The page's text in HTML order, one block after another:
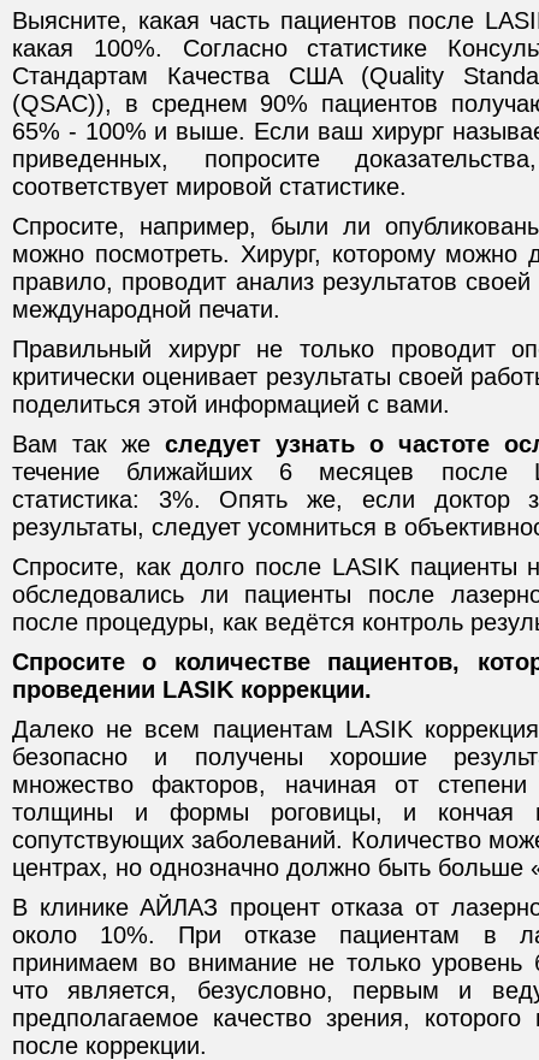
Выясните, какая часть пациентов после
какая 100%. Согласно статистике
Стандартам Качества США (Quality
(QSAC)), в среднем 90% пациентов
65% - 100% и выше. Если ваш хирург
приведенных, попросите
соответствует мировой статистике.
Спросите, например, были ли
можно посмотреть. Хирург, которому можно
правило, проводит анализ результатов
международной печати.
Правильный хирург не только проводит
критически оценивает результаты своей
поделиться этой информацией с вами.
Вам так же следует узнать о частоте
течение ближайших 6 месяцев после
статистика: 3%. Опять же, если доктор
результаты, следует усомниться в
Спросите, как долго после LASIK пациенты
обследовались ли пациенты после
после процедуры, как ведётся контроль
Спросите о количестве пациентов,
проведении LASIK коррекции.
Далеко не всем пациентам LASIK
безопасно и получены хорошие
множество факторов, начиная от
толщины и формы роговицы, и кончая
сопутствующих заболеваний. Количество
центрах, но однозначно должно быть больше
В клинике АЙЛАЗ процент отказа от
около 10%. При отказе пациентам в
принимаем во внимание не только уровень
что является, безусловно, первым и
предполагаемое качество зрения, которого
после коррекции.